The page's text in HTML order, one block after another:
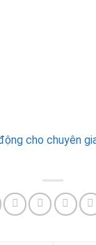
cho chuyên